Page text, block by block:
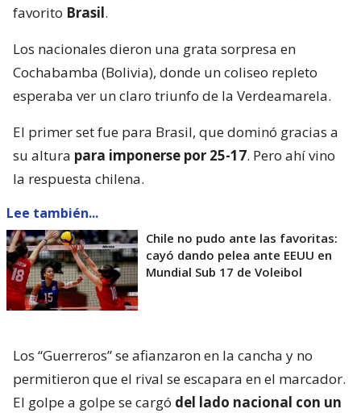
favorito Brasil.
Los nacionales dieron una grata sorpresa en
Cochabamba (Bolivia), donde un coliseo repleto
esperaba ver un claro triunfo de la Verdeamarela.
El primer set fue para Brasil, que dominó gracias a
su altura para imponerse por 25-17. Pero ahí vino
la respuesta chilena.
Lee también...
Chile no pudo ante las favoritas:
cayó dando pelea ante EEUU en
Mundial Sub 17 de Voleibol
Los “Guerreros” se afianzaron en la cancha y no
permitieron que el rival se escapara en el marcador.
El golpe a golpe se cargó del lado nacional con un